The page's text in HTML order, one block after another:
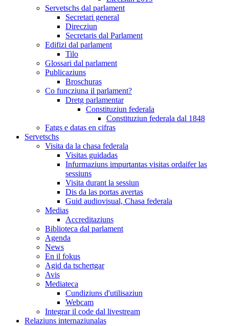
Servetschs dal parlament
Secretari general
Direcziun
Secretaris dal Parlament
Edifizi dal parlament
Tilo
Glossari dal parlament
Publicaziuns
Broschuras
Co funcziuna il parlament?
Dretg parlamentar
Constituziun federala
Constituziun federala dal 1848
Fatgs e datas en cifras
Servetschs
Visita da la chasa federala
Visitas guidadas
Infurmaziuns impurtantas visitas ordaifer las
sessiuns
Visita durant la sessiun
Dis da las portas avertas
Guid audiovisual, Chasa federala
Medias
Accreditaziuns
Biblioteca dal parlament
Agenda
News
En il fokus
Agid da tschertgar
Avis
Mediateca
Cundiziuns d'utilisaziun
Webcam
Integrar il code dal livestream
Relaziuns internaziunalas